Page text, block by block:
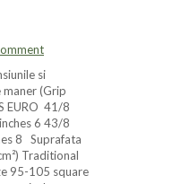
si
(Grip
EURO 41/8
6 43/8
8 Suprafata
Traditional
95-105 square